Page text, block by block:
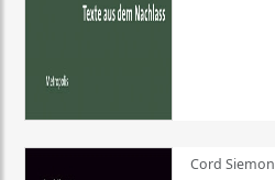
Cord Siemon